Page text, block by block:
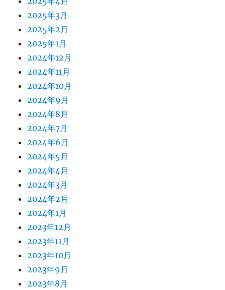
2025年3月
2025年2月
2025年1月
2024年12月
2024年11月
2024年10月
2024年9月
2024年8月
2024年7月
2024年6月
2024年5月
2024年4月
2024年3月
2024年2月
2024年1月
2023年12月
2023年11月
2023年10月
2023年9月
2023年8月